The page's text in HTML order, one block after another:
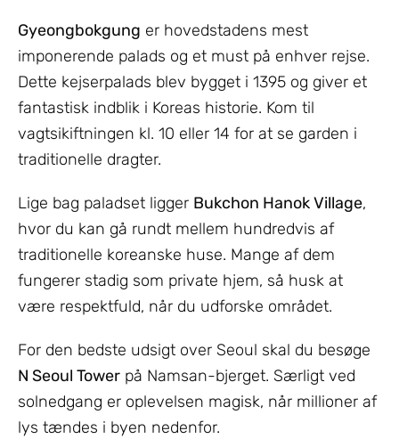
Gyeongbokgung er hovedstadens mest
imponerende palads og et must på enhver rejse.
Dette kejserpalads blev bygget i 1395 og giver et
fantastisk indblik i Koreas historie. Kom til
vagtsikiftningen kl. 10 eller 14 for at se garden i
traditionelle dragter.
Lige bag paladset ligger Bukchon Hanok Village,
hvor du kan gå rundt mellem hundredvis af
traditionelle koreanske huse. Mange af dem
fungerer stadig som private hjem, så husk at
være respektfuld, når du udforske området.
For den bedste udsigt over Seoul skal du besøge
N Seoul Tower på Namsan-bjerget. Særligt ved
solnedgang er oplevelsen magisk, når millioner af
lys tændes i byen nedenfor.